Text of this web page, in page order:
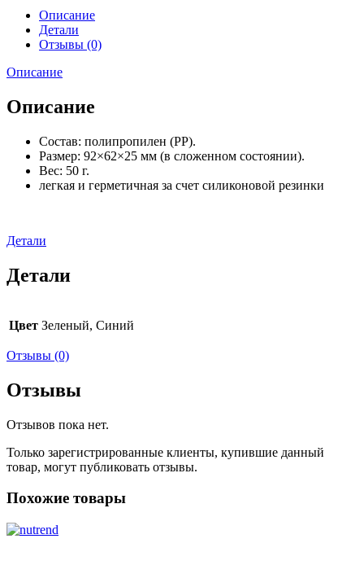
Описание
Детали
Отзывы (0)
Описание
Описание
Состав: полипропилен (PP).
Размер: 92×62×25 мм (в сложенном состоянии).
Вес: 50 г.
легкая и герметичная за счет силиконовой резинки
Детали
Детали
Цвет Зеленый, Синий
Отзывы (0)
Отзывы
Отзывов пока нет.
Только зарегистрированные клиенты, купившие данный
товар, могут публиковать отзывы.
Похожие товары